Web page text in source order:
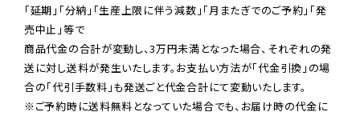
「延期」「分納」「生産上限に伴う減数」「月またぎでのご予約」「発
売中止」等で
商品代金の合計が変動し、3万円未満となった場合、それぞれの発
送に対し送料が発生いたします。お支払い方法が「代金引換」の場
※ご予約時に送料無料となっていた場合でも、お届け時の代金に